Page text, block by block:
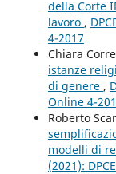
della Corte
lavoro ,
4-2017
Chiara
istanze
di genere ,
Online 4-
Roberto
modelli di
(2021):